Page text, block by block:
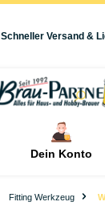
Schneller Versand &
Dein Konto
Fitting Werkzeug